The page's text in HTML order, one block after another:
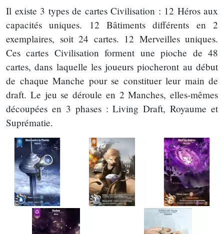
Il existe 3 types de cartes Civilisation : 12 Héros aux
capacités uniques. 12 Bâtiments différents en 2
exemplaires, soit 24 cartes. 12 Merveilles uniques.
Ces cartes Civilisation forment une pioche de 48
cartes, dans laquelle les joueurs piocheront au début
de chaque Manche pour se constituer leur main de
draft. Le jeu se déroule en 2 Manches, elles-mêmes
découpées en 3 phases : Living Draft, Royaume et
Suprématie.